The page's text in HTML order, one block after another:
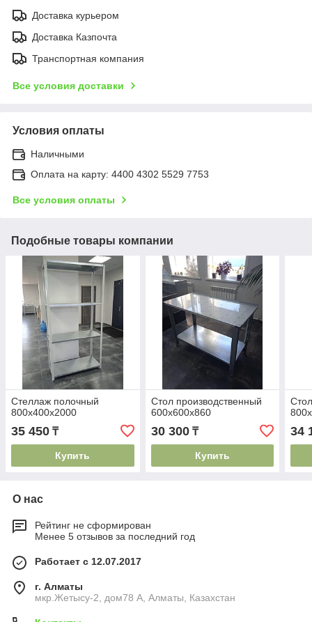
Доставка курьером
Доставка Казпочта
Транспортная компания
Все условия доставки
Условия оплаты
Наличными
Оплата на карту: 4400 4302 5529 7753
Все условия оплаты
Подобные товары компании
Стеллаж полочный
800х400х2000
35 450 ₸
Купить
Стол производственный
600х600х860
30 300₸
Купить
34
О нас
Рейтинг не сформирован
Менее 5 отзывов за последний год
Работает с 12.07.2017
г. Алматы
мкр.Жетысу-2, дом78 А, Алматы, Казахстан